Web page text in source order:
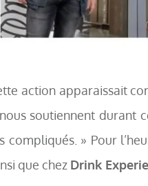
action apparaissait
soutiennent
» Pour
que chez Drink